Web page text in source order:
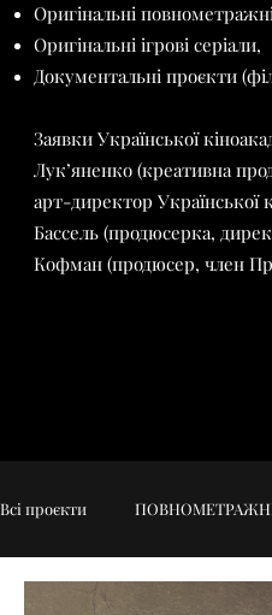
Оригінальні
Оригінальні ігрові серіали,
Документальні проєкти
Заявки Української
Лук’яненко (креативна
арт-директор Української
Бассель (продюсерка,
Кофман (продюсер, член
Всі проєкти